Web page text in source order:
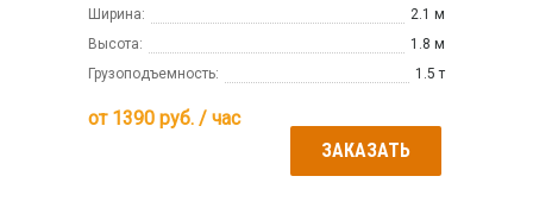
Ширина:
2.1 м
Высота:
1.8 м
Грузоподъемность:
1.5 т
от 1390 руб. / час
ЗАКАЗАТЬ